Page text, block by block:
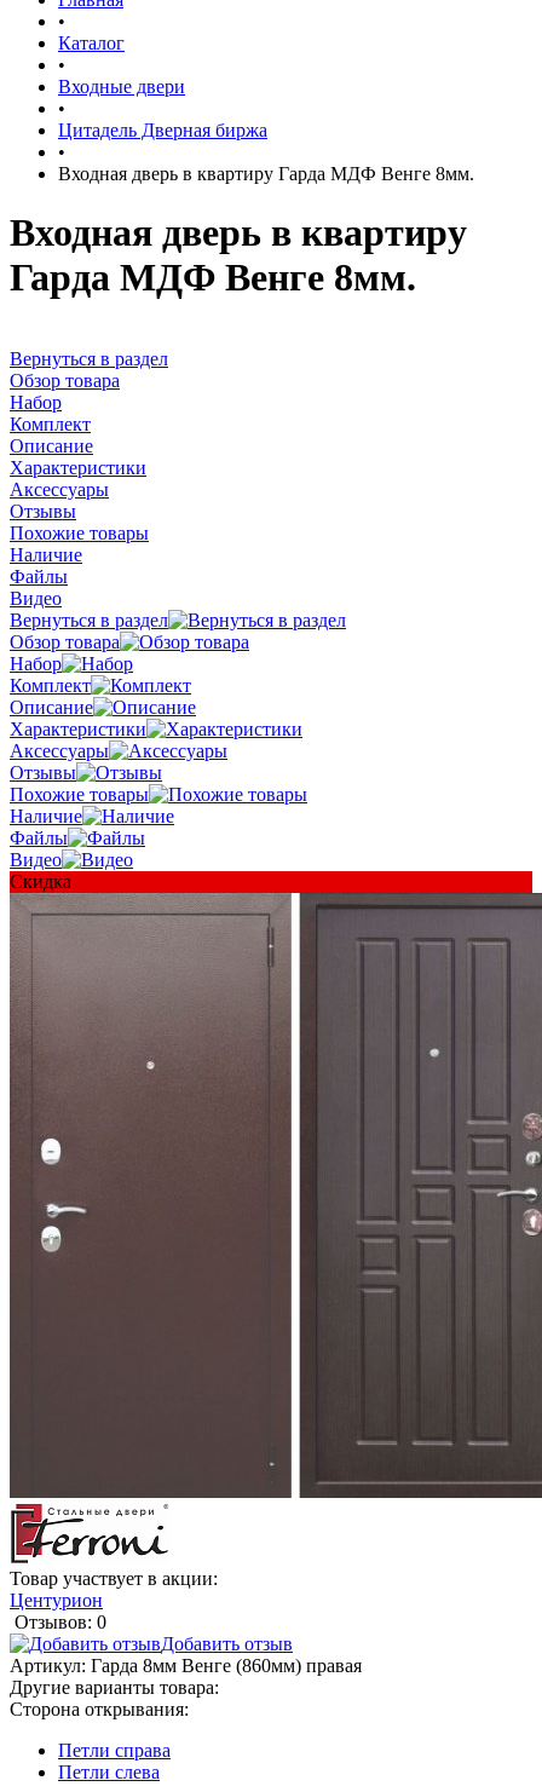
•
Каталог
•
Входные двери
•
Цитадель Дверная биржа
•
Входная дверь в квартиру Гарда МДФ Венге 8мм.
Входная дверь в квартиру
Гарда МДФ Венге 8мм.
Вернуться в раздел
Обзор товара
Набор
Комплект
Описание
Характеристики
Аксессуары
Отзывы
Похожие товары
Наличие
Файлы
Видео
Вернуться в раздел
Обзор товара
Набор
Комплект
Описание
Характеристики
Аксессуары
Отзывы
Похожие товары
Наличие
Файлы
Видео
Скидка
Товар участвует в акции:
Центурион
Отзывов: 0
Добавить отзыв
Артикул: Гарда 8мм Венге (860мм) правая
Другие варианты товара:
Сторона открывания:
Петли справа
Петли слева